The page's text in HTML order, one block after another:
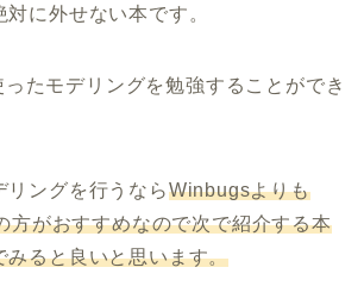
に外せない本です。
たモデリングを勉強することができ
リングを行うならWinbugsよりも
方がおすすめなので次で紹介する本
みると良いと思います。